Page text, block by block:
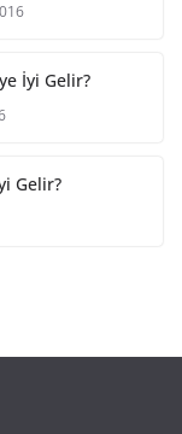
İyi Gelir?
Gelir?